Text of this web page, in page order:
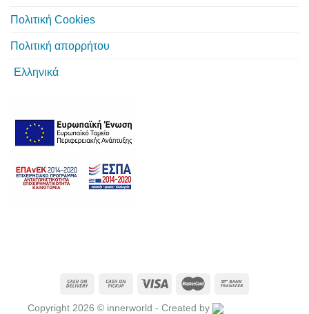
Πολιτική Cookies
Πολιτική απορρήτου
Ελληνικά
Copyright 2026 © innerworld - Created by